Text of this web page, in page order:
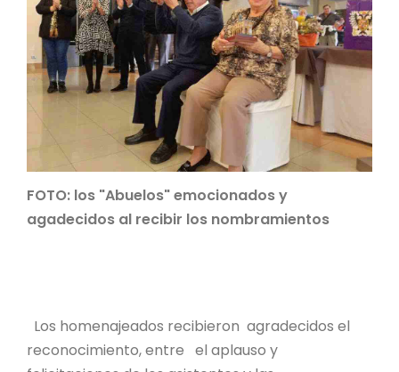
FOTO: los "Abuelos" emocionados y
agadecidos al recibir los nombramientos
Los homenajeados recibieron agradecidos el
reconocimiento, entre el aplauso y